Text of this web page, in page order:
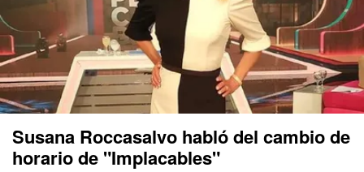
Susana Roccasalvo habló del cambio de
horario de "Implacables"